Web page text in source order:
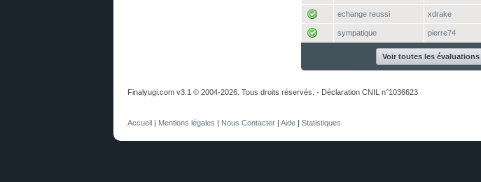
echange reussi xdrake
sympatique pierre74
Voir toutes les évaluations
Finalyugi.com v3.1 © 2004-2026. Tous droits réservés. - Déclaration CNIL n°1036623
Accueil | Mentions légales | Nous Contacter | Aide | Statistiques